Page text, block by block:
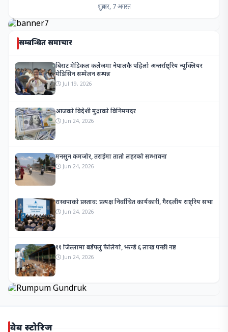
शुक्रबार, 7 अगस्त
सम्बन्धित समाचार
बिराट मेडिकल कलेजमा नेपालकै पहिलो अन्तर्राष्ट्रिय न्यूक्लियर
मेडिसिन सम्मेलन सम्पन्न
Jul 19, 2026
आजको विदेशी मुद्राको विनिमयदर
Jun 24, 2026
मनसुन कमजोर, तराईमा तातो लहरको सम्भावना
Jun 24, 2026
रास्वपाको प्रस्ताव: प्रत्यक्ष निर्वाचित कार्यकारी, गैरदलीय राष्ट्रिय सभा
Jun 24, 2026
११ जिल्लामा बर्डफ्लु फैलियो, झन्डै ६ लाख पन्छी नष्ट
Jun 24, 2026
वेब स्टोरिज